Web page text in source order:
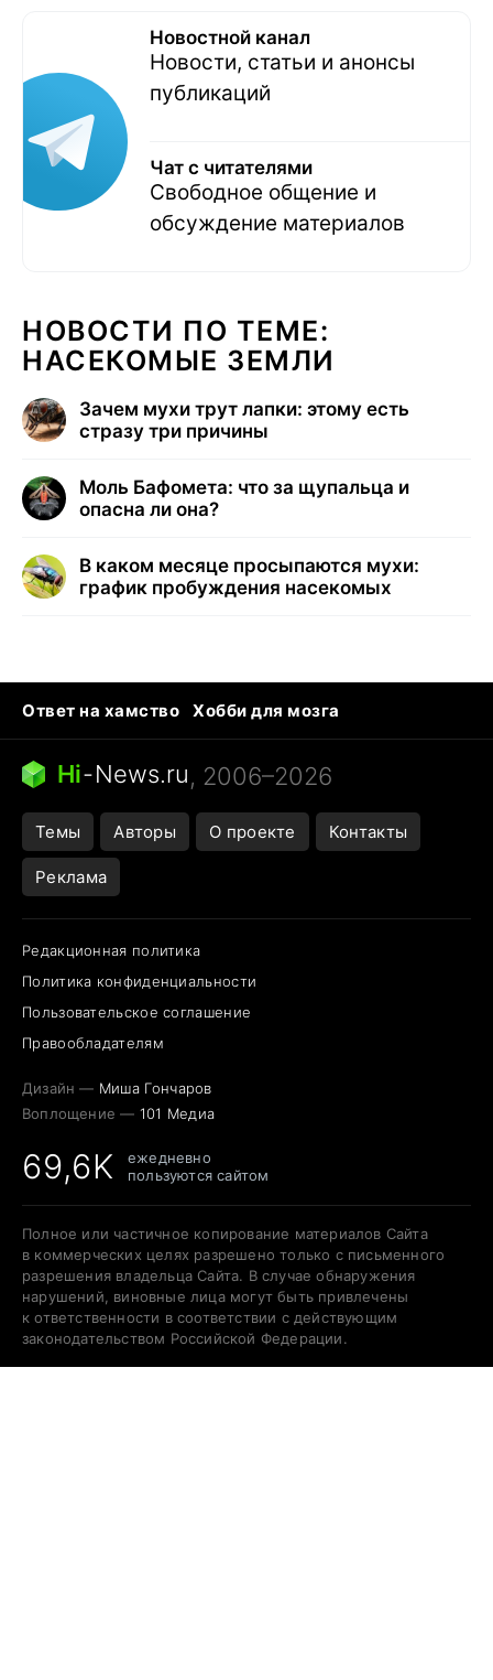
Новостной канал
Новости, статьи и анонсы
публикаций
Чат с читателями
Свободное общение и
обсуждение материалов
НОВОСТИ ПО ТЕМЕ:
НАСЕКОМЫЕ ЗЕМЛИ
Зачем мухи трут лапки: этому есть
стразу три причины
Моль Бафомета: что за щупальца и
опасна ли она?
В каком месяце просыпаются мухи:
график пробуждения насекомых
Ответ на хамство
Хобби для мозга
Бензин 100 vs 95
Тунцы в океанариуме
Следующая пандемия
Hi-News.ru, 2006–2026
Темы Авторы О проекте Контакты
Реклама
Редакционная политика
Политика конфиденциальности
Пользовательское соглашение
Правообладателям
Дизайн — Миша Гончаров
Воплощение — 101 Медиа
69,6K
ежедневно
пользуются сайтом
Полное или частичное копирование материалов Сайта
в коммерческих целях разрешено только с письменного
разрешения владельца Сайта. В случае обнаружения
нарушений, виновные лица могут быть привлечены
к ответственности в соответствии с действующим
законодательством Российской Федерации.